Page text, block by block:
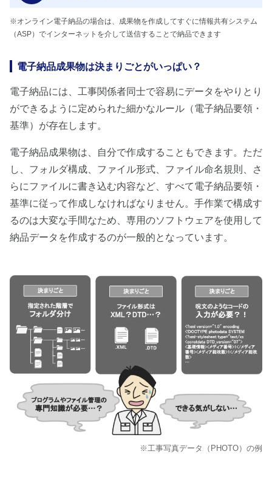
※オンライン電子納品の場合は、成果物を作成してすぐに情報共有システム
（ASP）でインターネットを介して送信することで納品できます
電子納品成果物は決まりごとがいっぱい？
電子納品には、工事関係者同士で容易にデータをやりとり
ができるように定められた細かなルール（電子納品要領・
基準）が存在します。
電子納品成果物は、自分で作成することもできます。ただ
し、フォルダ構成、ファイル形式、ファイル命名規則、さ
らにファイルに書き込む内容など、すべて電子納品要領・
基準に従って作成しなければなりません。手作業で構成す
るのは大変な手間なため、専用のソフトウェアを使用して
納品データを作成するのが一般的となっています。
※工事写真データ（PHOTO）の例